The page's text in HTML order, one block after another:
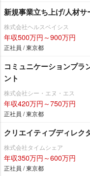
新規事業立ち上げ/人材サ
株式会社ヘルスベイシス
年収500万円～900万円
正社員 / 東京都
コミュニケーションプラ
ント
株式会社シー・エヌ・エス
年収420万円～750万円
正社員 / 東京都
クリエイティブディレク
株式会社タイムシェア
年収350万円～600万円
正社員 / 東京都